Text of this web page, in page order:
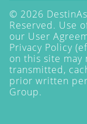
© 2026
Reserved. Use
our User
Privacy Policy
on this site
transmitted,
prior written
Group.